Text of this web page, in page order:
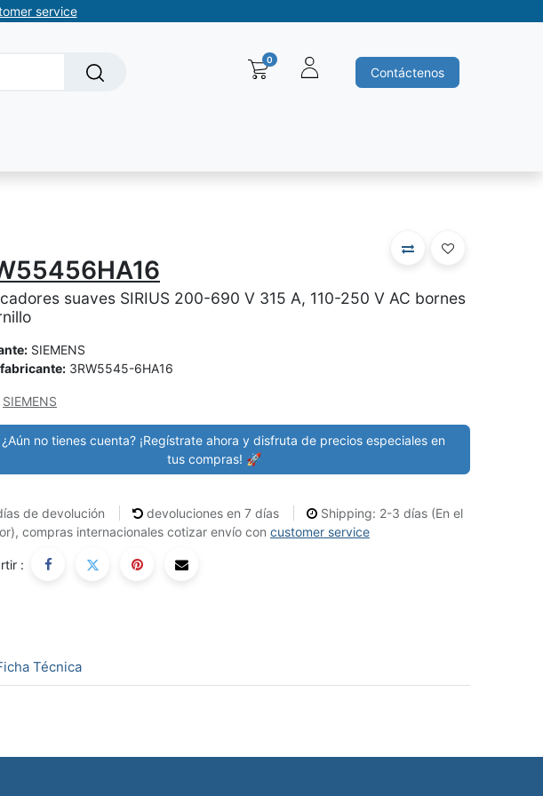
service
0
Contáctenos
suaves SIRIUS 200-690 V 315 A, 110-250 V AC bornes
SIEMENS
3RW5545-6HA16
SIEMENS
no tienes cuenta? ¡Regístrate ahora y disfruta de precios especiales en
tus compras! 🚀
de devolución devoluciones en 7 días
Shipping: 2-3 días (En el
compras internacionales cotizar envío con customer service
:
Técnica